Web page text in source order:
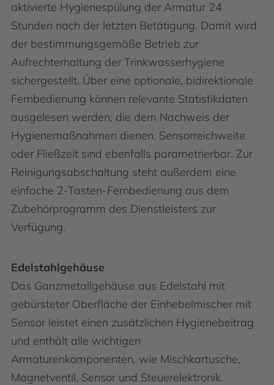
aktivierte Hygienespülung der Armatur 24
Stunden nach der letzten Betätigung. Damit wird
der bestimmungsgemäße Betrieb zur
Aufrechterhaltung der Trinkwasserhygiene
sichergestellt. Über eine optionale, bidirektionale
Fernbedienung können relevante Statistikdaten
ausgelesen werden, die dem Nachweis der
Hygienemaßnahmen dienen. Sensorreichweite
oder Fließzeit sind ebenfalls parametrierbar. Zur
Reinigungsabschaltung steht außerdem eine
einfache 2-Tasten-Fernbedienung aus dem
Zubehörprogramm des Dienstleisters zur
Verfügung.
Edelstahlgehäuse
Das Ganzmetallgehäuse aus Edelstahl mit
gebürsteter Oberfläche der Einhebelmischer mit
Sensor leistet einen zusätzlichen Hygienebeitrag
und enthält alle wichtigen
Armaturenkomponenten, wie Mischkartusche,
Magnetventil, Sensor und Steuerelektronik.